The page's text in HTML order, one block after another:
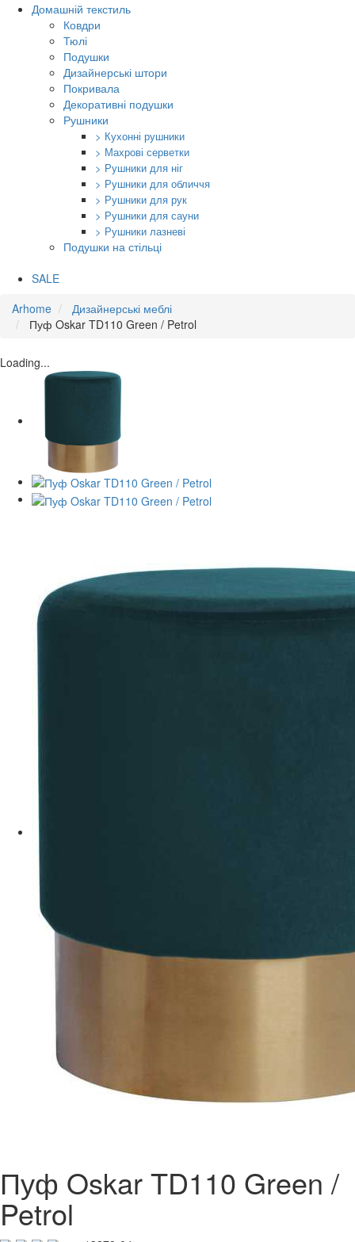
Домашній текстиль
Ковдри
Тюлі
Подушки
Дизайнерські штори
Покривала
Декоративні подушки
Рушники
> Кухонні рушники
> Махрові серветки
> Рушники для ніг
> Рушники для обличчя
> Рушники для рук
> Рушники для сауни
> Рушники лазневі
Подушки на стільці
SALE
Arhome
Дизайнерські меблі
Пуф Oskar TD110 Green / Petrol
Loading...
Пуф Oskar TD110 Green /
Petrol